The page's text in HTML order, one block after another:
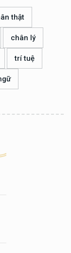
thật
chân lý
trí tuệ